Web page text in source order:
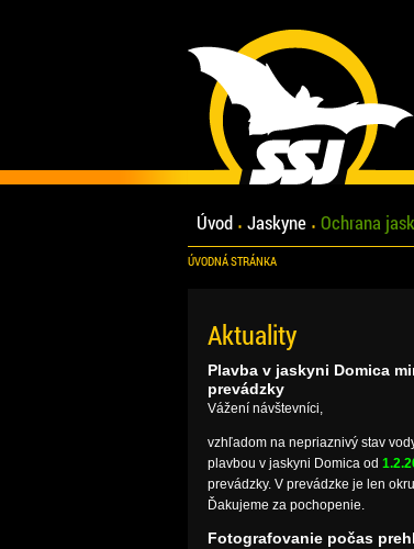
Úvod Jaskyne Ochrana
ÚVODNÁ STRÁNKA
Aktuality
Plavba v jaskyni Domica
prevádzky
Vážení návštevníci,
vzhľadom na nepriaznivý stav
plavbou v jaskyni Domica od
prevádzky. V prevádzke je len
Ďakujeme za pochopenie.
Fotografovanie počas